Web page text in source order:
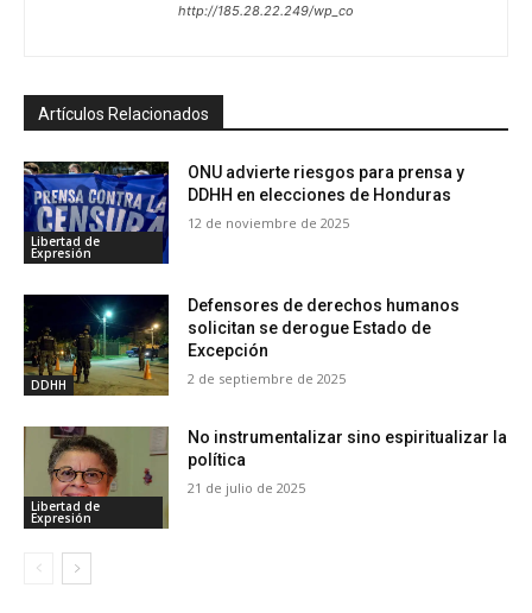
http://185.28.22.249/wp_co
Artículos Relacionados
Libertad de
Expresión
ONU advierte riesgos para prensa y
DDHH en elecciones de Honduras
12 de noviembre de 2025
DDHH
Defensores de derechos humanos
solicitan se derogue Estado de
Excepción
2 de septiembre de 2025
Libertad de
Expresión
No instrumentalizar sino espiritualizar la
política
21 de julio de 2025